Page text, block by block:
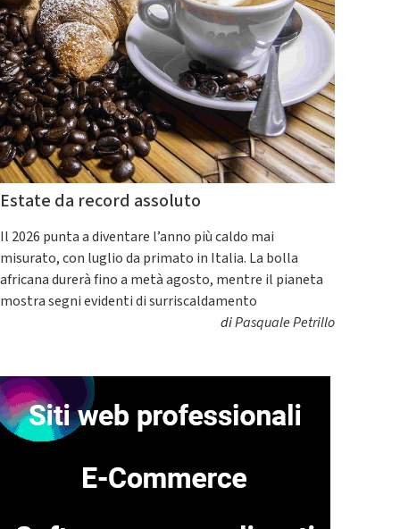
Estate da record assoluto
Il 2026 punta a diventare l’anno più caldo mai
misurato, con luglio da primato in Italia. La bolla
africana durerà fino a metà agosto, mentre il pianeta
mostra segni evidenti di surriscaldamento
diPasquale Petrillo